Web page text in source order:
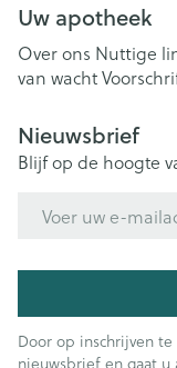
Uw apotheek
Over ons Nuttige
van wacht
Nieuwsbrief
Blijf op de hoogte
Door op inschrijven
nieuwsbrief en gaat u